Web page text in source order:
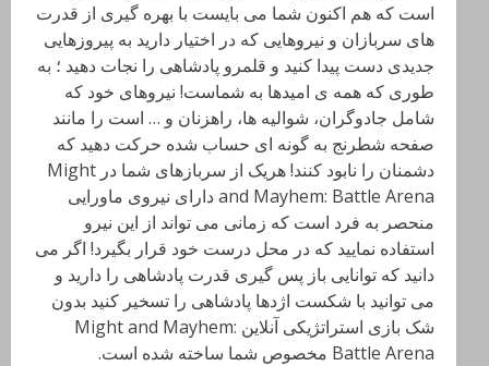
است که هم اکنون شما می بایست با بهره گیری از قدرت
های سربازان و نیروهایی که در اختیار دارید به پیروزهایی
جدیدی دست پیدا کنید و قلمرو پادشاهی را نجات دهید ؛ به
طوری که همه ی امیدها به شماست! نیروهای خود که
شامل جادوگران، شوالیه ها، راهزنان و … است را مانند
صفحه شطرنج به گونه ای حساب شده حرکت دهید که
دشمنان را نابود کنند! هریک از سربازهای شما در Might
and Mayhem: Battle Arena دارای نیروی ماورایی
منحصر به فرد است که زمانی می تواند از این نیرو
استفاده نمایید که در محل درست خود قرار بگیرد! اگر می
دانید که توانایی باز پس گیری قدرت پادشاهی را دارید و
می توانید با شکست اژدها پادشاهی را تسخیر کنید بدون
شک بازی استراتژیکی آنلاین Might and Mayhem:
Battle Arena مخصوص شما ساخته شده است.